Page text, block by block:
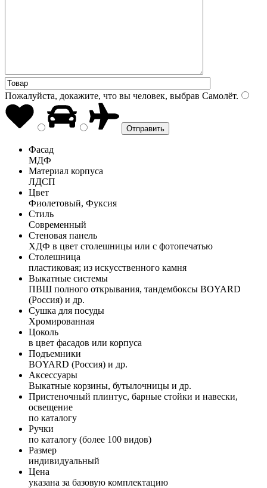
Пожалуйста, докажите, что вы человек, выбрав Самолёт.
Фасад
МДФ
Материал корпуса
ЛДСП
Цвет
Фиолетовый, Фуксия
Стиль
Современный
Стеновая панель
ХДФ в цвет столешницы или с фотопечатью
Столешница
пластиковая; из искусственного камня
Выкатные системы
ПВШ полного открывания, тандембоксы BOYARD
(Россия) и др.
Сушка для посуды
Хромированная
Цоколь
в цвет фасадов или корпуса
Подъемники
BOYARD (Россия) и др.
Аксессуары
Выкатные корзины, бутылочницы и др.
Пристеночный плинтус, барные стойки и навески,
освещение
по каталогу
Ручки
по каталогу (более 100 видов)
Размер
индивидуальный
Цена
указана за базовую комплектацию